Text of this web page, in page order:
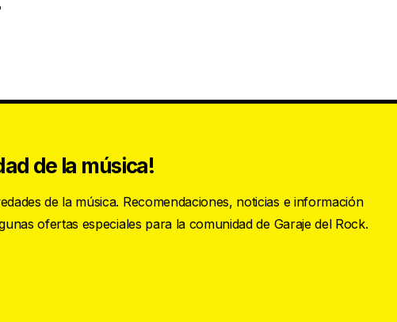
de la música!
de la música. Recomendaciones, noticias e información
ofertas especiales para la comunidad de Garaje del Rock.